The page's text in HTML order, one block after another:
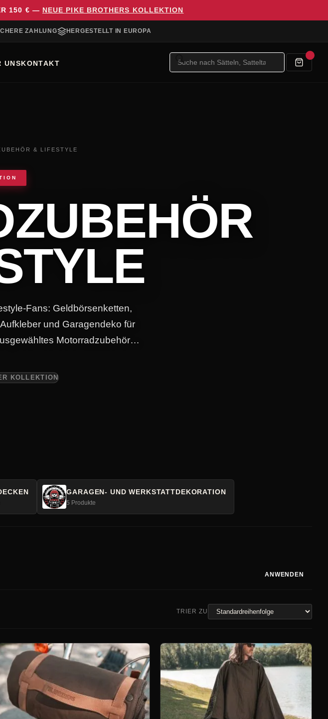
150 € — NEUE PIKE BROTHERS KOLLEKTION
ZAHLUNG HERGESTELLT IN EUROPA
UNSKONTAKT
Produktsuche
& LIFESTYLE
Fans: Geldbörsenketten,
und Garagendeko für
Motorradzubehör…
KOLLEKTION
GARAGEN- UND WERKSTATTDEKORATION
5 Produkte
ANWENDEN
TRIER ZU